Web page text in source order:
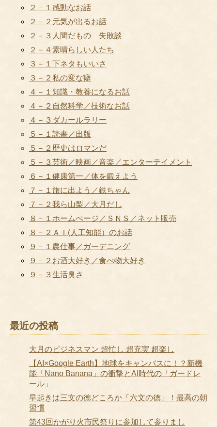
２－１感動なお話
２－２元気が出るお話
２－３人間だもの 失敗談
２－４素晴らしい人たち
３－１下ネタもいいさ
３－２私の変な癖
４－１知識・教養になるお話
４－２自然科学／技術なお話
４－３ダカールラリー
５－１読書／出版
５－２歴史はロマンだ
５－３芸術／映画／音楽／エンターテイメント
６－１健康第一／体を鍛えよう
７－１旅に出よう／鉄ちゃん
７－２我ら山梨／大月だし
８－１ホームぺージ／ＳＮＳ／ネット販売
８－２ＡＩ(人工知能）のお話
９－１農仕事／ガーデニング
９－２お酒大好き／食べ物大好き
９－３生活臭さ
最近の投稿
大月のビジネスマン 超忙し 超充実 超楽し
【AI×Google Earth】地球をキャンバスに！？新機
能「Nano Banana」の衝撃とAI時代の「ガードレ
ール」
早起きは三文の徳どころか「六文の徳」！最高の朝
習慣
第43回かがり火市民祭りに参加して参りまし